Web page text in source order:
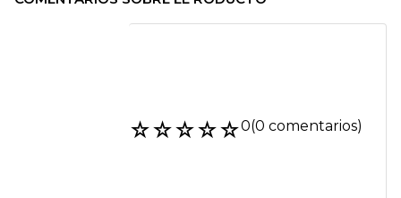
☆☆☆☆☆0(0 comentarios)